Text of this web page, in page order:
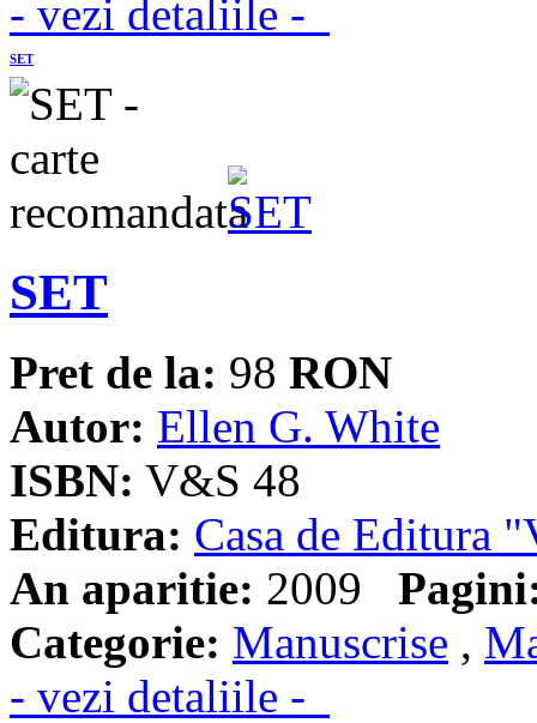
- vezi detaliile -
SET
SET
Pret de la: 98 RON
Autor: Ellen G. White
ISBN: V&S 48
Editura: Casa de Editura
An aparitie: 2009
Categorie: Manuscrise ,
- vezi detaliile -